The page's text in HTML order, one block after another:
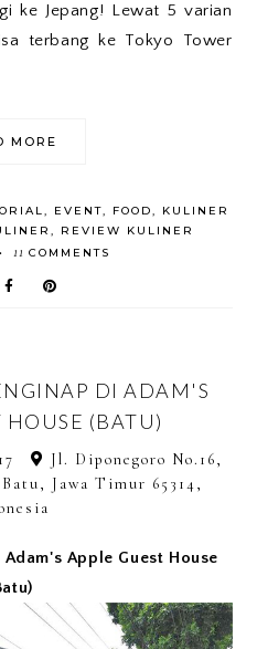
ke Jepang! Lewat 5 varian
terbang ke Tokyo Tower
MORE
, EVENT, FOOD,
KULINER
,
REVIEW KULINER
• 11 COMMENTS
DI ADAM'S
HOUSE (BATU)
Jl. Diponegoro No.16,
Jawa Timur 65314,
Apple Guest House